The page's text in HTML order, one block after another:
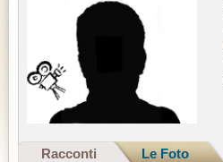
Racconti Le Foto